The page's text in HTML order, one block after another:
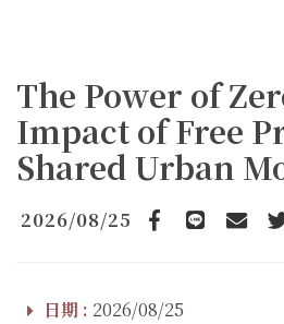
The Power of
Impact of Free
Shared Urban
2026/08/25
Facebook
line email
日期 : 2026/08/25